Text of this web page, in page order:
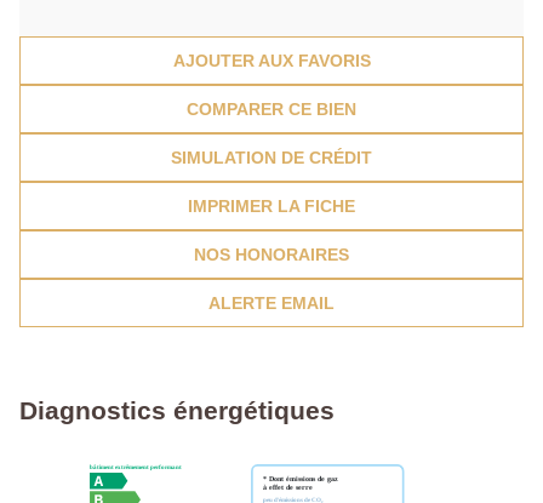
AJOUTER AUX FAVORIS
COMPARER CE BIEN
SIMULATION DE CRÉDIT
IMPRIMER LA FICHE
NOS HONORAIRES
ALERTE EMAIL
Diagnostics énergétiques